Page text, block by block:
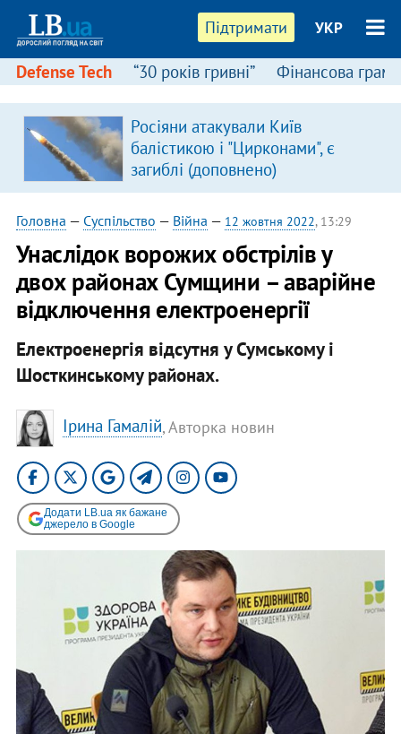
Підтримати УКР
Defense Tech “30 років гривні” Фінансова
Росіяни атакували Київ
балістикою і "Цирконами", є
загиблі (доповнено)
Головна — Суспільство — Війна — 12 жовтня 2022, 13:29
Унаслідок ворожих обстрілів у
двох районах Сумщини – аварійне
відключення електроенергії
Електроенергія відсутня у Сумському і
Шосткинському районах.
Ірина Гамалій, Авторка новин
Додати LB.ua як бажане
джерело в Google